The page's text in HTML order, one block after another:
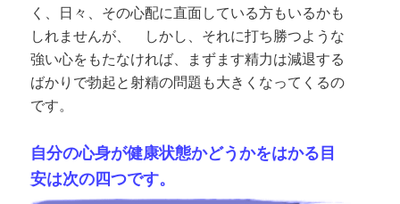
く、日々、その心配に直面している方もいるかも
しれませんが、 しかし、それに打ち勝つような
強い心をもたなければ、まずます精力は減退する
ばかりで勃起と射精の問題も大きくなってくるの
です。
自分の心身が健康状態かどうかをはかる目
安は次の四つです。